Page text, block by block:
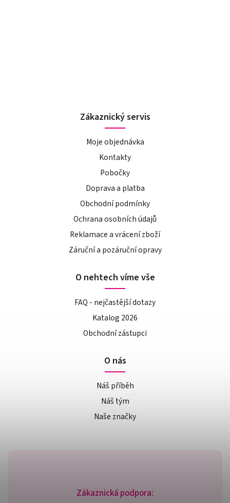
Zákaznická podpora:
Zákaznický servis
Moje objednávka
Kontakty
Pobočky
Doprava a platba
Obchodní podmínky
Ochrana osobních údajů
Reklamace a vrácení zboží
Záruční a pozáruční opravy
O nehtech víme vše
FAQ - nejčastější dotazy
Katalog 2026
Obchodní zástupci
O nás
Náš příběh
Náš tým
Naše značky